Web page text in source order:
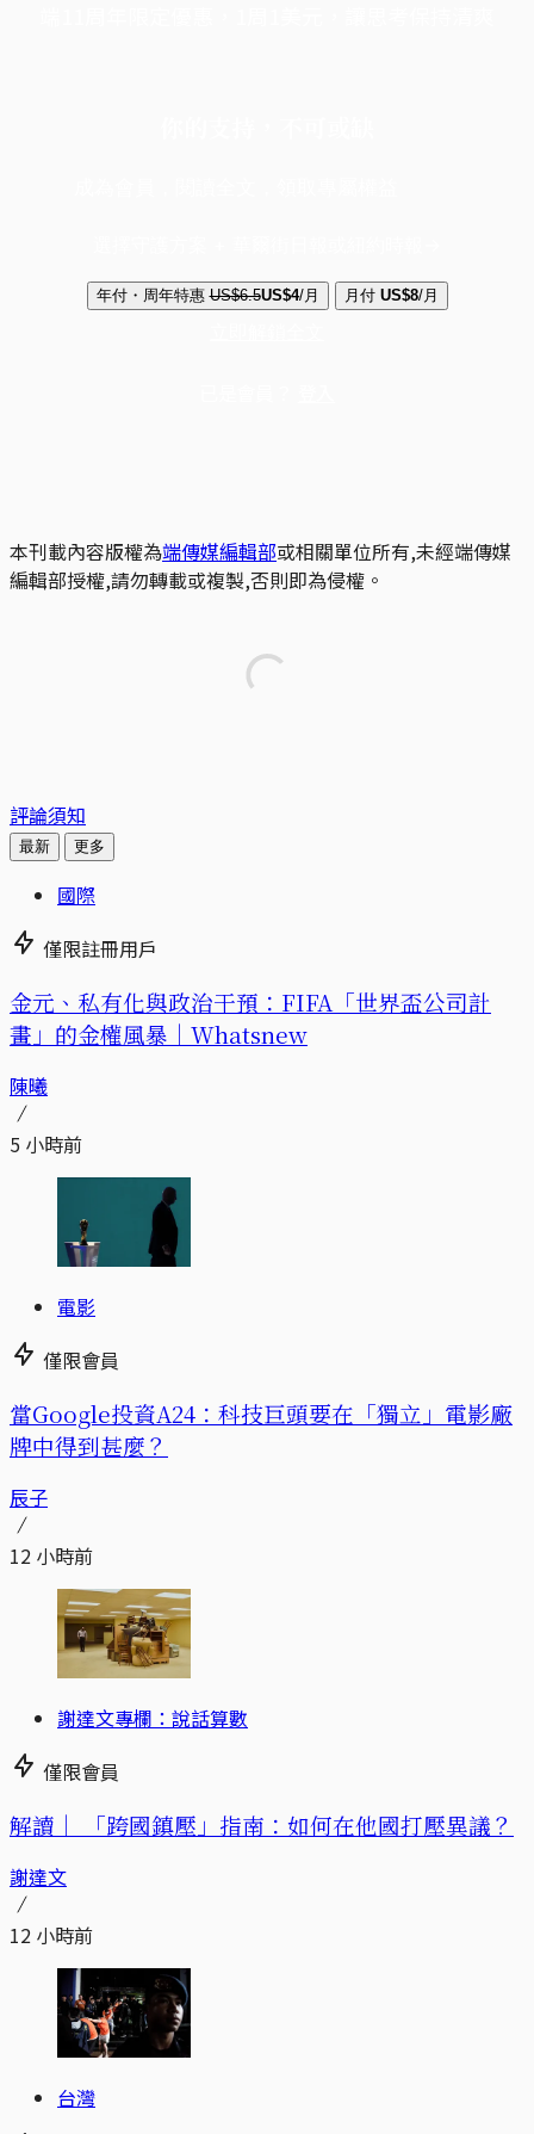
年付・周年特惠 US$6.5US$4/月 月付 US$8/月
本刊載內容版權為端傳媒編輯部或相關單位所有,未經端傳媒
編輯部授權,請勿轉載或複製,否則即為侵權。
評論須知
最新 更多
國際
僅限註冊用戶
金元、私有化與政治干預：FIFA「世界盃公司計
畫」的金權風暴｜Whatsnew
陳曦
5 小時前
電影
僅限會員
當Google投資A24：科技巨頭要在「獨立」電影廠
牌中得到甚麼？
辰子
12 小時前
謝達文專欄：說話算數
僅限會員
解讀｜ 「跨國鎮壓」指南：如何在他國打壓異議？
謝達文
12 小時前
台灣